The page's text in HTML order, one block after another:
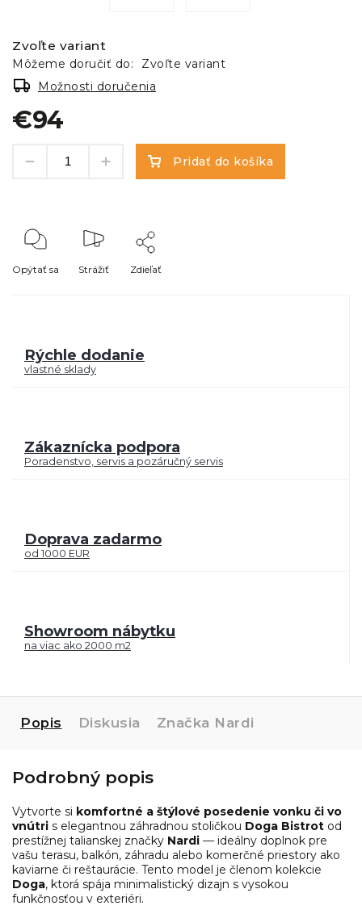
€94
Zvoľte variant
Môžeme doručiť do:
Zvoľte variant
Možnosti doručenia
Pridať do košíka
Opýtať sa Strážiť Zdieľať
Rýchle dodanie
vlastné sklady
Zákaznícka podpora
Poradenstvo, servis a pozáručný servis
Doprava zadarmo
od 1000 EUR
Showroom nábytku
na viac ako 2000 m2
Popis Diskusia Značka Nardi
Podrobný popis
Vytvorte si komfortné a štýlové posedenie vonku či vo
vnútri s elegantnou záhradnou stoličkou Doga Bistrot od
prestížnej talianskej značky Nardi — ideálny doplnok pre
vašu terasu, balkón, záhradu alebo komerčné priestory ako
kaviarne či reštaurácie. Tento model je členom kolekcie
Doga, ktorá spája minimalistický dizajn s vysokou
funkčnosťou v exteriéri.